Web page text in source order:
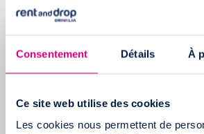
Consentement Détails À
Ce site web utilise des cookies
Les cookies nous permettent de
tout va.
coup de boost à vos équipes lors du
déchargement du camion.
Astuce n°3 : Sécuriser la zone
lorsque vous déménager en hiver